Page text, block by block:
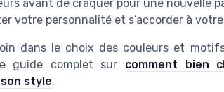
avant de craquer pour une nouvelle
votre personnalité et s’accorder à
dans le choix des couleurs et
guide complet sur comment bien
style.